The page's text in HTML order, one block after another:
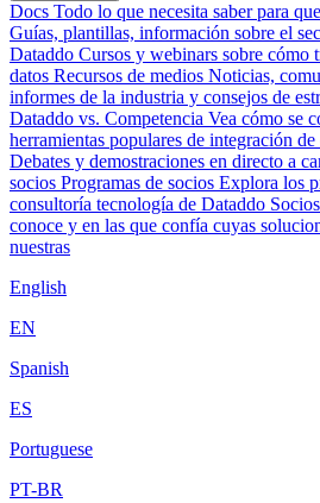
Docs Todo lo que necesita saber para
Guías, plantillas, información sobre el
Dataddo Cursos y webinars sobre cómo
datos Recursos de medios Noticias,
informes de la industria y consejos de
Dataddo vs. Competencia Vea cómo se
herramientas populares de integración de
Debates y demostraciones en directo a
socios Programas de socios Explora los
consultoría tecnología de Dataddo
conoce y en las que confía cuyas
nuestras
English
EN
Spanish
ES
Portuguese
PT-BR